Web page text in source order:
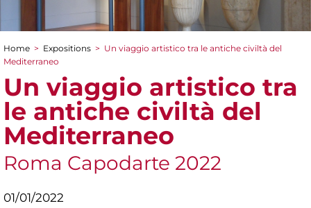
You are here
Home > Expositions > Un viaggio artistico tra le antiche civiltà del
Mediterraneo
Un viaggio artistico tra
le antiche civiltà del
Mediterraneo
Roma Capodarte 2022
01/01/2022